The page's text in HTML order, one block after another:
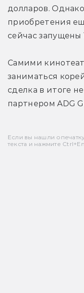
долларов.
приобретения
сейчас запущены
Самими
заниматься
сделка в итоге
партнером ADG
Если вы нашли
текста и нажмите